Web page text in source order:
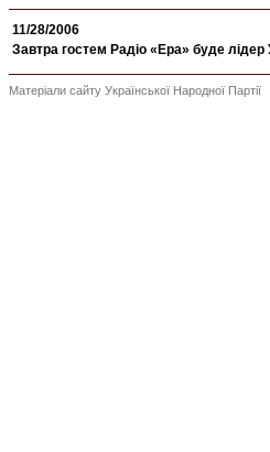
11/28/2006
Завтра гостем Радіо «Ера» буде
Матеріали сайту Української Народної Партії